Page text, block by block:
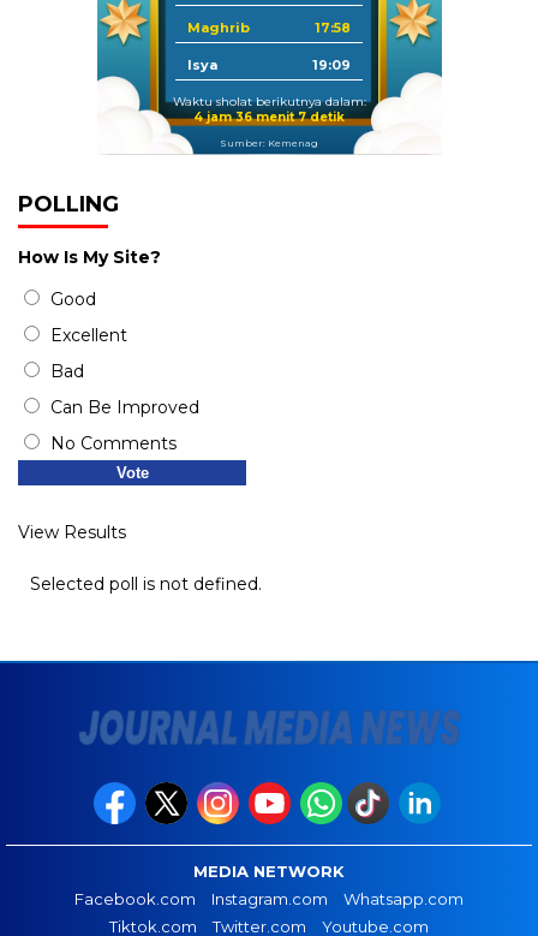
Maghrib 17:58
Isya 19:09
Waktu sholat berikutnya dalam:
4 jam 36 menit 6 detik
Sumber: Kemenag
POLLING
How Is My Site?
Good
Excellent
Bad
Can Be Improved
No Comments
View Results
Selected poll is not defined.
MEDIA NETWORK
Facebook.com
Instagram.com
Whatsapp.com
Tiktok.com
Twitter.com Youtube.com